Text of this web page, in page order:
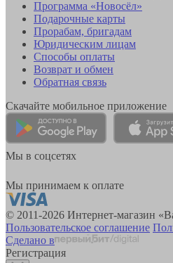
Программа «Новосёл»
Подарочные карты
Прорабам, бригадам
Юридическим лицам
Способы оплаты
Возврат и обмен
Обратная связь
Скачайте мобильное приложение
Мы в соцсетях
Мы принимаем к оплате
© 2011-2026 Интернет-магазин
Пользовательское соглашение
Сделано в
Регистрация